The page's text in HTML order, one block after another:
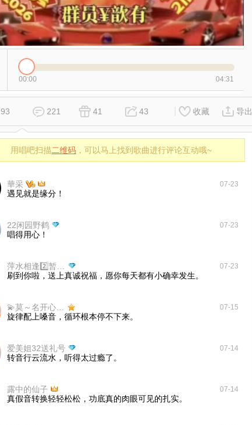
00:00 04:31
93 221 41 43 收藏 导出
用唱吧扫描二维码 ，可以马上找到歌曲进行评论互动哦~
華采 07-23
遇见就是缘分！
22闲园野鹤 07-23
唱得用心！
07-23
刷到你啦，送上真诚祝福，愿你每天都有小确幸发生。
07-15
旋律配上嗓音，循环根本停不下来。
爱美姐32送礼号 07-14
转音行云流水，听得太过瘾了。
露中的仙子 07-14
真假音转换轻轻松松，功底真的肉眼可见的扎实。